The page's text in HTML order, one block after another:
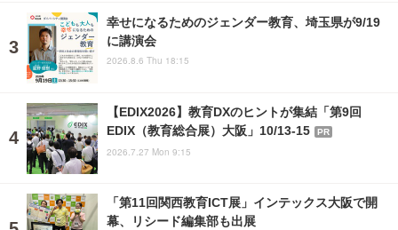
幸せになるためのジェンダー教育、埼玉県が9/19
に講演会
2026.8.6 Thu 18:15
【EDIX2026】教育DXのヒントが集結「第9回
EDIX（教育総合展）大阪」10/13-15
PR
2026.7.27 Mon 9:15
「第11回関西教育ICT展」インテックス大阪で開
幕、リシード編集部も出展